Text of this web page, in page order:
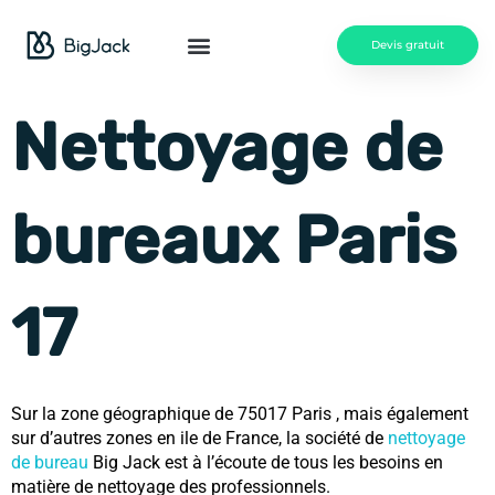
contenu
Devis gratuit
Nettoyage de
bureaux Paris
17
Sur la zone géographique de 75017 Paris , mais également
sur d’autres zones en ile de France, la société de nettoyage
de bureau Big Jack est à l’écoute de tous les besoins en
matière de nettoyage des professionnels.